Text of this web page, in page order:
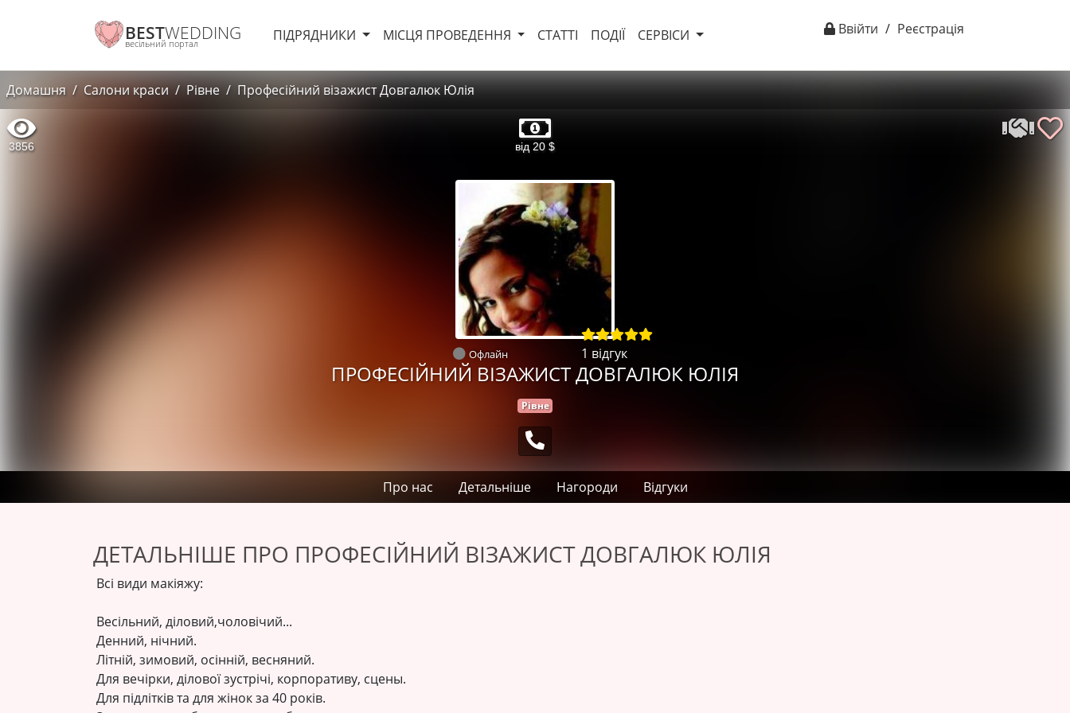
BESTWEDDING
весільний портал ПІДРЯДНИКИ МІСЦЯ ПРОВЕДЕННЯ СТАТТІ ПОДІЇ СЕРВІСИ Ввійти / Реєстрація
Домашня Салони краси Рівне Професійний візажист Довгалюк Юлія
3856 від 20 $
Офлайн 1 відгук
ПРОФЕСІЙНИЙ ВІЗАЖИСТ ДОВГАЛЮК ЮЛІЯ
Рівне
Про нас Детальніше Нагороди Відгуки
ДЕТАЛЬНІШЕ ПРО ПРОФЕСІЙНИЙ ВІЗАЖИСТ ДОВГАЛЮК ЮЛІЯ
Всі види макіяжу:
Весільний, діловий,чоловічий...
Денний, нічний.
Літній, зимовий, осінній, весняний.
Для вечірки, ділової зустрічі, корпоративу, сцены.
Для підлітків та для жінок за 40 років.